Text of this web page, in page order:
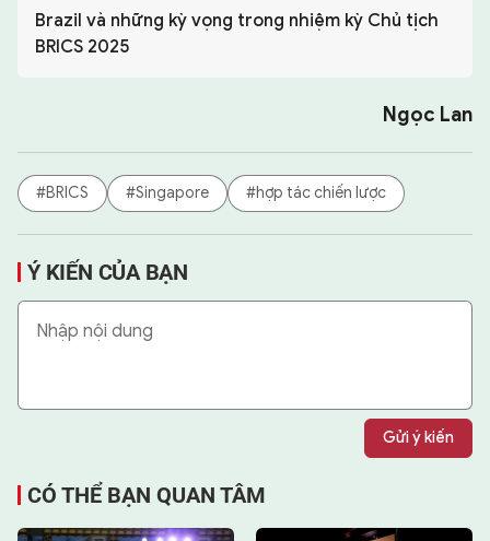
Brazil và những kỳ vọng trong nhiệm kỳ Chủ tịch
BRICS 2025
Ngọc Lan
#BRICS #Singapore #hợp tác chiến lược
Ý KIẾN CỦA BẠN
Gửi ý kiến
CÓ THỂ BẠN QUAN TÂM